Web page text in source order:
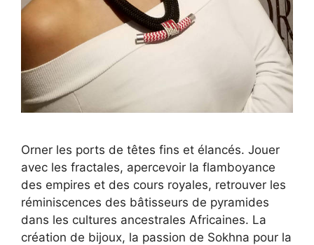
Orner les ports de têtes fins et élancés. Jouer
avec les fractales, apercevoir la flamboyance
des empires et des cours royales, retrouver les
réminiscences des bâtisseurs de pyramides
dans les cultures ancestrales Africaines. La
création de bijoux, la passion de Sokhna pour la